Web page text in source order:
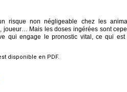
risque non négligeable chez les
joueur… Mais les doses ingérées sont
qui engage le pronostic vital, ce qui
disponible en PDF.